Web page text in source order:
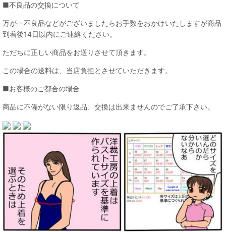
■不良品の交換について
万が一不良品などがございましたらお手数をおかけいたしますが商品
到着後14日以内にご連絡ください。
ただちに正しい商品をお送りさせて頂きます。
この場合の送料は、当店負担とさせていただきます。
■お客様のご都合の場合
商品に不備がない限り返品、交換は出来ませんのでご了承下さい。